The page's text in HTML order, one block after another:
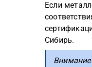
Если
Сибирь.